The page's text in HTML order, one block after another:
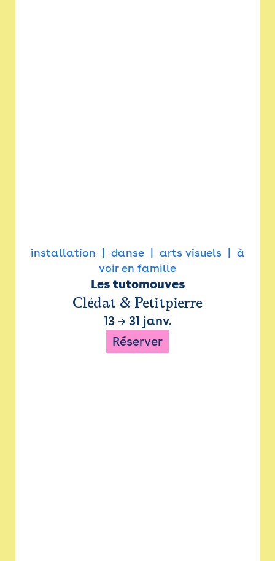
installation danse arts visuels
à
voir en famille
Les tutomouves
Clédat & Petitpierre
13→ 31 janv.
Réserver